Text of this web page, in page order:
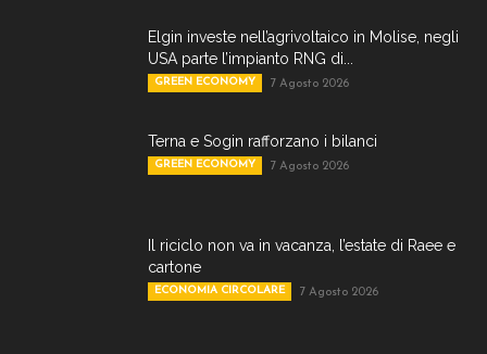
Elgin investe nell’agrivoltaico in Molise, negli
USA parte l’impianto RNG di...
GREEN ECONOMY 7 Agosto 2026
Terna e Sogin rafforzano i bilanci
GREEN ECONOMY 7 Agosto 2026
Il riciclo non va in vacanza, l’estate di Raee e
cartone
ECONOMIA CIRCOLARE 7 Agosto 2026